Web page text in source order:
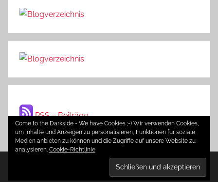
RSS – Beiträge
WordPress-Theme: Donovan von ThemeZee.
Come to the Darkside - We have Cookies ;-) Wir verwenden Cookies,
um Inhalte und Anzeigen zu personalisieren, Funktionen für soziale
Medien anbieten zu können und die Zugriffe auf unsere Website zu
analysieren. Cookie-Richtlinie